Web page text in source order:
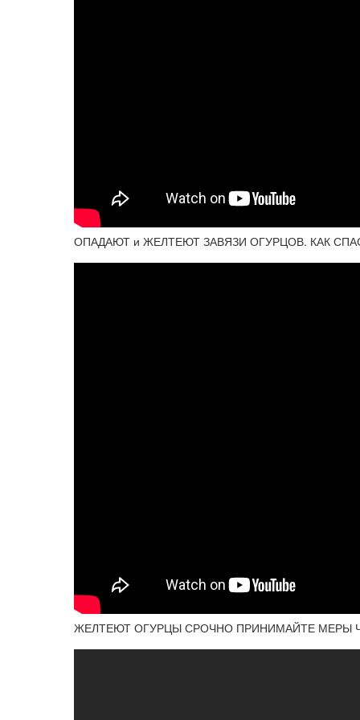
ОПАДАЮТ и ЖЕЛТЕЮТ ЗАВЯЗИ ОГУРЦОВ. КАК
ЖЕЛТЕЮТ ОГУРЦЫ СРОЧНО ПРИНИМАЙТЕ МЕРЫ